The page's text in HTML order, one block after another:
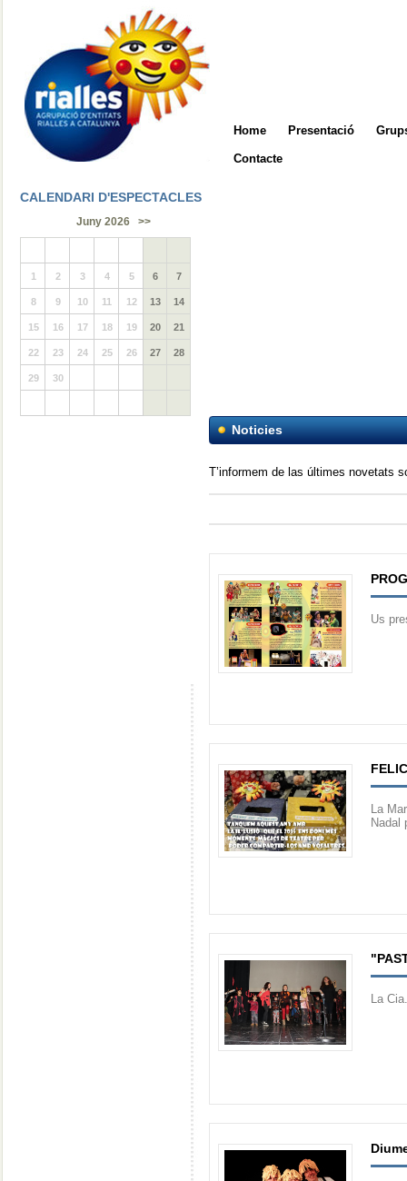
Home Presentació
Contacte
CALENDARI D'ESPECTACLES
Juny 2026 >>
1 2 3 4 5 6 7
8 9 10 11 12 13 14
15 16 17 18 19 20 21
22 23 24 25 26 27 28
29 30
Noticies
T’informem de las últimes novetats
Us
La
Nadal
La